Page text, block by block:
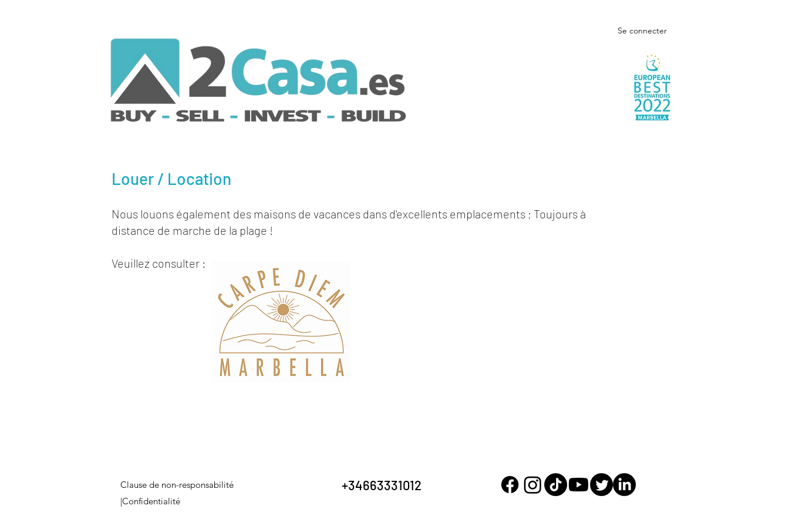
Se connecter
Louer / Location
Nous louons également des maisons de vacances dans d'excellents emplacements ; Toujours à
distance de marche de la plage !
Veuillez consulter :
Clause de non-responsabilité
|Confidentialité
+34663331012